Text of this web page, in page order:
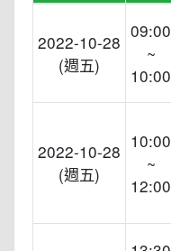
2022-10-28
(週五)
09:00
~
10:00
2022-10-28
(週五)
10:00
~
12:00